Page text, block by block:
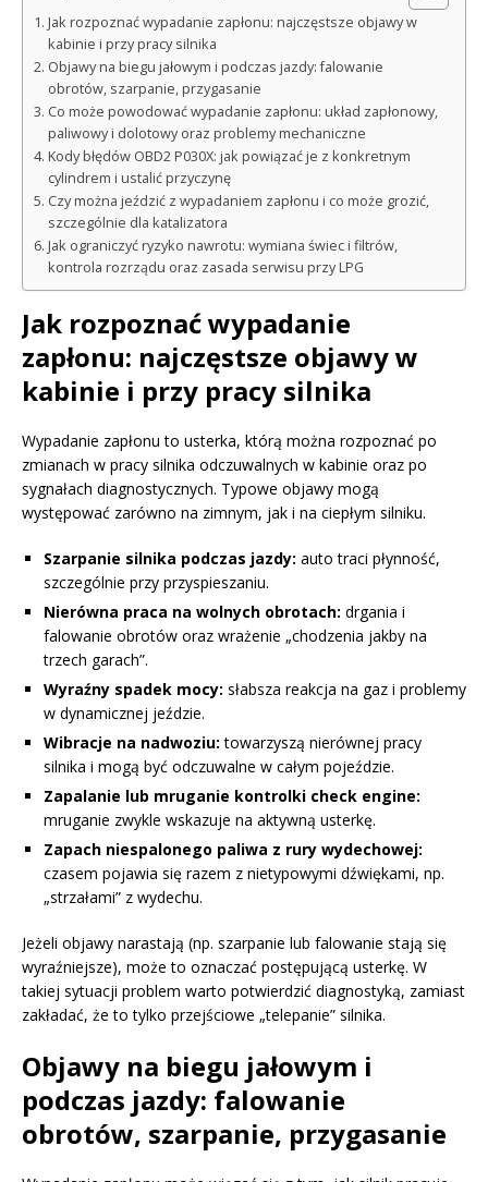
Jak rozpoznać wypadanie zapłonu: najczęstsze objawy w
kabinie i przy pracy silnika
Objawy na biegu jałowym i podczas jazdy: falowanie
obrotów, szarpanie, przygasanie
Co może powodować wypadanie zapłonu: układ zapłonowy,
paliwowy i dolotowy oraz problemy mechaniczne
Kody błędów OBD2 P030X: jak powiązać je z konkretnym
cylindrem i ustalić przyczynę
Czy można jeździć z wypadaniem zapłonu i co może grozić,
szczególnie dla katalizatora
Jak ograniczyć ryzyko nawrotu: wymiana świec i filtrów,
kontrola rozrządu oraz zasada serwisu przy LPG
Jak rozpoznać wypadanie
zapłonu: najczęstsze objawy w
kabinie i przy pracy silnika
Wypadanie zapłonu to usterka, którą można rozpoznać po
zmianach w pracy silnika odczuwalnych w kabinie oraz po
sygnałach diagnostycznych. Typowe objawy mogą
występować zarówno na zimnym, jak i na ciepłym silniku.
Szarpanie silnika podczas jazdy: auto traci płynność,
szczególnie przy przyspieszaniu.
Nierówna praca na wolnych obrotach: drgania i
falowanie obrotów oraz wrażenie „chodzenia jakby na
trzech garach”.
Wyraźny spadek mocy: słabsza reakcja na gaz i problemy
w dynamicznej jeździe.
Wibracje na nadwoziu: towarzyszą nierównej pracy
silnika i mogą być odczuwalne w całym pojeździe.
Zapalanie lub mruganie kontrolki check engine:
mruganie zwykle wskazuje na aktywną usterkę.
Zapach niespalonego paliwa z rury wydechowej:
czasem pojawia się razem z nietypowymi dźwiękami, np.
„strzałami” z wydechu.
Jeżeli objawy narastają (np. szarpanie lub falowanie stają się
wyraźniejsze), może to oznaczać postępującą usterkę. W
takiej sytuacji problem warto potwierdzić diagnostyką, zamiast
zakładać, że to tylko przejściowe „telepanie” silnika.
Objawy na biegu jałowym i
podczas jazdy: falowanie
obrotów, szarpanie, przygasanie